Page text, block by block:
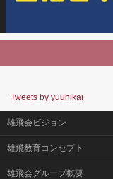
Tweets by yuuhikai
雄飛会ビジョン
雄飛教育コンセプト
雄飛会グループ概要